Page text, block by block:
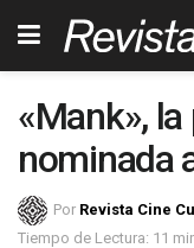
«Mank»,
nominada
Por Revista Cine
Tiempo de Lectura: 11